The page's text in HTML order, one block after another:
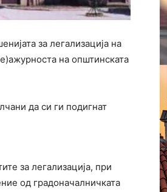
за легализација на
на општинската
да си ги подигнат
за легализација, при
од градоначалничката